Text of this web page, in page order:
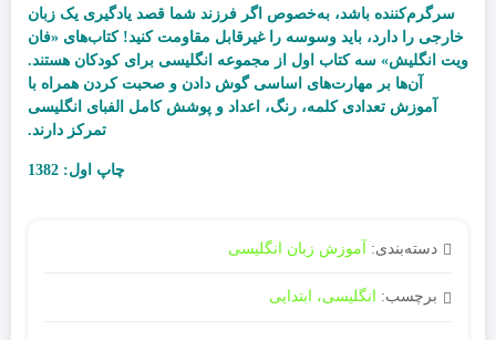
سرگرم‌کننده باشد، به‌خصوص اگر فرزند شما قصد یادگیری یک زبان
خارجی را دارد، باید وسوسه را غیرقابل مقاومت کنید! کتاب‌های «فان
ویت انگلیش» سه کتاب اول از مجموعه انگلیسی برای کودکان هستند.
آن‌ها بر مهارت‌های اساسی گوش دادن و صحبت کردن همراه با
آموزش تعدادی کلمه، رنگ، اعداد و پوشش کامل الفبای انگلیسی
تمرکز دارند.
چاپ اول: 1382
دسته‌بندی: آموزش زبان انگلیسی
برچسب: انگلیسی، ابتدایی